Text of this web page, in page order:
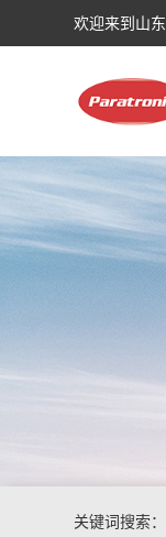
欢迎来到山
关键词搜索：